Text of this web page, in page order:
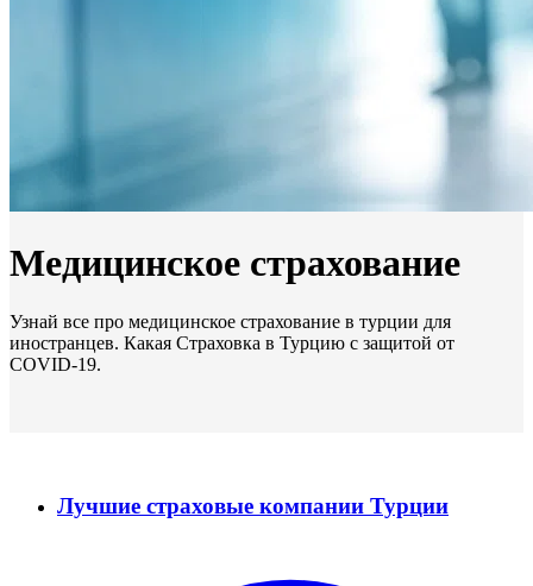
Медицинское страхование
Узнай все про медицинское страхование в турции для
иностранцев. Какая Страховка в Турцию с защитой от
COVID-19.
Лучшие страховые компании Турции